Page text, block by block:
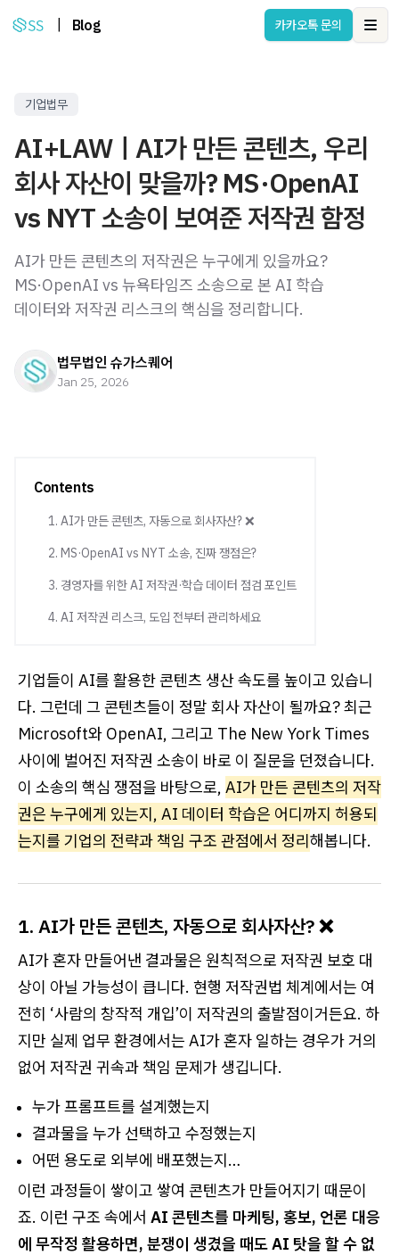
Blog 카카오톡 문의
기업법무
AI+LAWㅣAI가 만든 콘텐츠, 우리
회사 자산이 맞을까? MS·OpenAI
vs NYT 소송이 보여준 저작권 함정
AI가 만든 콘텐츠의 저작권은 누구에게 있을까요?
MS·OpenAI vs 뉴욕타임즈 소송으로 본 AI 학습
데이터와 저작권 리스크의 핵심을 정리합니다.
법무법인 슈가스퀘어
Jan 25, 2026
Contents
1. AI가 만든 콘텐츠, 자동으로 회사자산? ❌
2. MS·OpenAI vs NYT 소송, 진짜 쟁점은?
3. 경영자를 위한 AI 저작권·학습 데이터 점검 포인트
4. AI 저작권 리스크, 도입 전부터 관리하세요
기업들이 AI를 활용한 콘텐츠 생산 속도를 높이고 있습니
다. 그런데 그 콘텐츠들이 정말 회사 자산이 될까요? 최근
Microsoft와 OpenAI, 그리고 The New York Times
사이에 벌어진 저작권 소송이 바로 이 질문을 던졌습니다.
이 소송의 핵심 쟁점을 바탕으로, AI가 만든 콘텐츠의 저작
권은 누구에게 있는지, AI 데이터 학습은 어디까지 허용되
는지를 기업의 전략과 책임 구조 관점에서 정리해봅니다.
1. AI가 만든 콘텐츠, 자동으로 회사자산? ❌
AI가 혼자 만들어낸 결과물은 원칙적으로 저작권 보호 대
상이 아닐 가능성이 큽니다. 현행 저작권법 체계에서는 여
전히 ‘사람의 창작적 개입’이 저작권의 출발점이거든요. 하
지만 실제 업무 환경에서는 AI가 혼자 일하는 경우가 거의
없어 저작권 귀속과 책임 문제가 생깁니다.
누가 프롬프트를 설계했는지
결과물을 누가 선택하고 수정했는지
어떤 용도로 외부에 배포했는지…
이런 과정들이 쌓이고 쌓여 콘텐츠가 만들어지기 때문이
죠. 이런 구조 속에서 AI 콘텐츠를 마케팅, 홍보, 언론 대응
에 무작정 활용하면, 분쟁이 생겼을 때도 AI 탓을 할 수 없